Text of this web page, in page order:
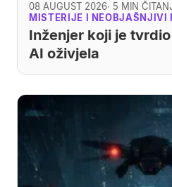
08 AUGUST 2026· 5 MIN
MISTERIJE I NEOBJAŠNJIVI
Inženjer koji je
AI oživjela